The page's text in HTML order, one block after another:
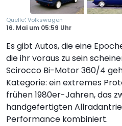
Quelle:Volkswagen
16. Mai um 05:59 Uhr
Es gibt Autos, die eine
die ihr voraus zu sein
Scirocco Bi-Motor 360/4
Kategorie: ein extremes
frühen 1980er-Jahren, das
handgefertigten
Performance kombiniert.